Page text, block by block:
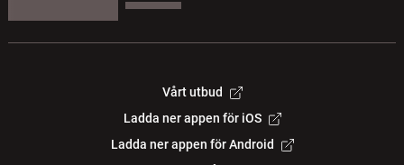
Vårt utbud
Ladda ner appen för iOS
Ladda ner appen för Android